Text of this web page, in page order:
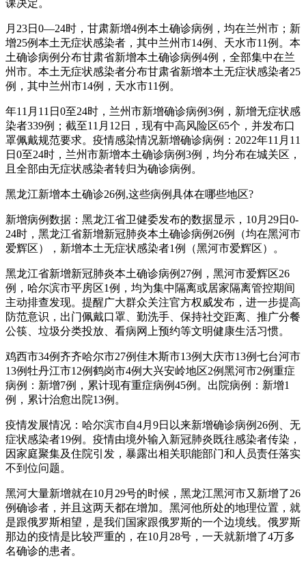
课决定。
月23日0—24时，甘肃新增4例本土确诊病例，均在兰州市；新
增25例本土无症状感染者，其中兰州市14例、天水市11例。本
土确诊病例分布甘肃省新增本土确诊病例4例，全部集中在兰
州市。本土无症状感染者分布甘肃省新增本土无症状感染者25
例，其中兰州市14例，天水市11例。
年11月11日0至24时，兰州市新增确诊病例3例，新增无症状感
染者339例；截至11月12日，现有中高风险区65个，并发布口
罩佩戴规范要求。疫情感染情况新增确诊病例：2022年11月11
日0至24时，兰州市新增本土确诊病例3例，均分布在城关区，
且全部由无症状感染者转归为确诊病例。
黑龙江新增本土确诊26例,这些病例具体在哪些地区?
新增病例数据：黑龙江省卫健委发布的数据显示，10月29日0-
24时，黑龙江省新增新冠肺炎本土确诊病例26例（均在黑河市
爱辉区），新增本土无症状感染者1例（黑河市爱辉区）。
黑龙江省新增新冠肺炎本土确诊病例27例，黑河市爱辉区26
例，哈尔滨市平房区1例，均为集中隔离或居家隔离管控期间
主动排查发现。提醒广大群众关注官方权威发布，进一步提高
防范意识，出门佩戴口罩、勤洗手、保持社交距离、推广分餐
公筷、垃圾分类投放、看病网上预约等文明健康生活习惯。
鸡西市34例齐齐哈尔市27例佳木斯市13例大庆市13例七台河市
13例牡丹江市12例鹤岗市4例大兴安岭地区2例黑河市2例重症
病例：新增7例，累计现有重症病例45例。出院病例：新增1
例，累计治愈出院13例。
疫情发展情况：哈尔滨市自4月9日以来新增确诊病例26例、无
症状感染者19例。疫情由境外输入新冠肺炎既往感染者传染，
因家庭聚集及住院引发，暴露出相关职能部门和人员责任落实
不到位问题。
黑河大量新增就在10月29号的时候，黑龙江黑河市又新增了26
例确诊者，并且这两天都在增加。黑河他所处的地理位置，就
是跟俄罗斯相望，是我们国家跟俄罗斯的一个边境线。俄罗斯
那边的疫情是比较严重的，在10月28号，一天就新增了4万多
名确诊的患者。